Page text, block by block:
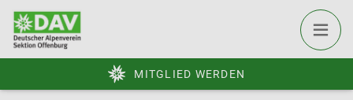
MITGLIED WERDEN